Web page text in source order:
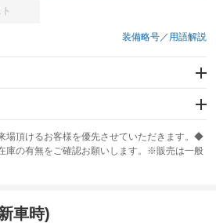
装備略号／用語解説
/サイド
ABS
他場頂けるお客様を優先させていただきます。◆
庫の有無をご確認お願いします。※販売は一般
車時)